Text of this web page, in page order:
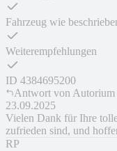
Fahrzeug wie
Weiterempfehlungen
ID 4384695200
Antwort von Autorium
23.09.2025
Vielen Dank für Ihre
zufrieden sind, und
RP